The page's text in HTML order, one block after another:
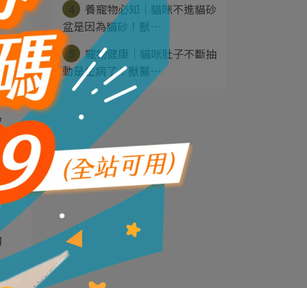
養寵物必知｜貓咪不進貓砂
盆是因為貓砂！獸⋯
5
寵物健康｜貓咪肚子不斷抽
動是生病了？獸醫⋯